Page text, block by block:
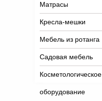
Матрасы
Кресла-мешки
Мебель из ротанга
Садовая мебель
Косметологическое
оборудование